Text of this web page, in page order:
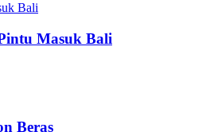
Masuk Bali
Beras